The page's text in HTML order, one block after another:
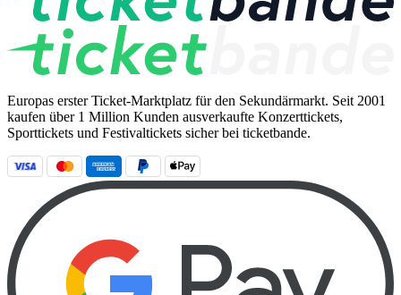
Europas erster Ticket-Marktplatz für den Sekundärmarkt. Seit 2001
kaufen über 1 Million Kunden ausverkaufte Konzerttickets,
Sporttickets und Festivaltickets sicher bei ticketbande.